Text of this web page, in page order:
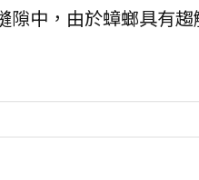
中，由於蟑螂具有